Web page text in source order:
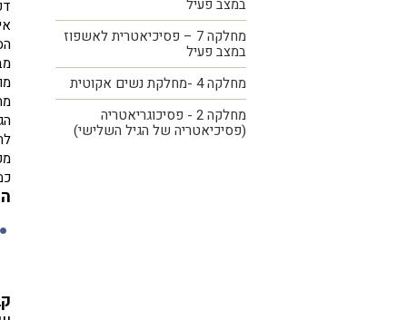
במצב פעיל
מחלקה 7 – פסיכיאטרית לאשפוז
במצב פעיל
מחלקה 4 -מחלקת נשים אקוטית
מחלקה 2 - פסיכוגריאטריה
(פסיכיאטריה של הגיל השלישי)